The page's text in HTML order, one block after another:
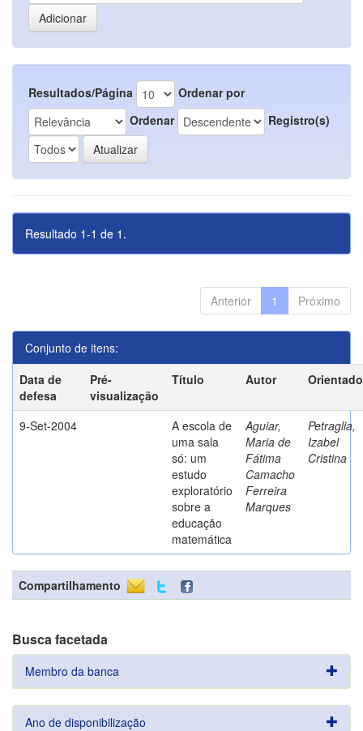
Resultados/Página
Ordenar por
Ordenar
Registro(s)
Resultado 1-1 de 1.
Anterior 1 Próximo
Conjunto de itens:
Data de
defesa
Pré-
visualização
Título Autor
9-Set-2004
A escola de
uma sala
só: um
estudo
exploratório
sobre a
educação
matemática
Aguiar,
Maria de
Fátima
Camacho
Ferreira
Marques
Petraglia,
Izabel
Cristina
Compartilhamento
Busca facetada
Membro da banca
Ano de disponibilização